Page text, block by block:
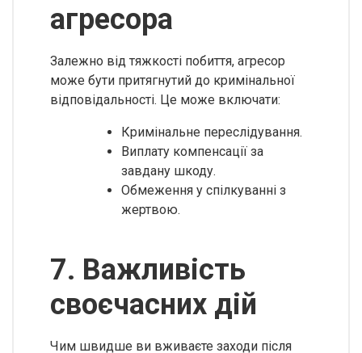
агресора
Залежно від тяжкості побиття, агресор
може бути притягнутий до кримінальної
відповідальності. Це може включати:
Кримінальне переслідування.
Виплату компенсації за
завдану шкоду.
Обмеження у спілкуванні з
жертвою.
7. Важливість
своєчасних дій
Чим швидше ви вживаєте заходи після